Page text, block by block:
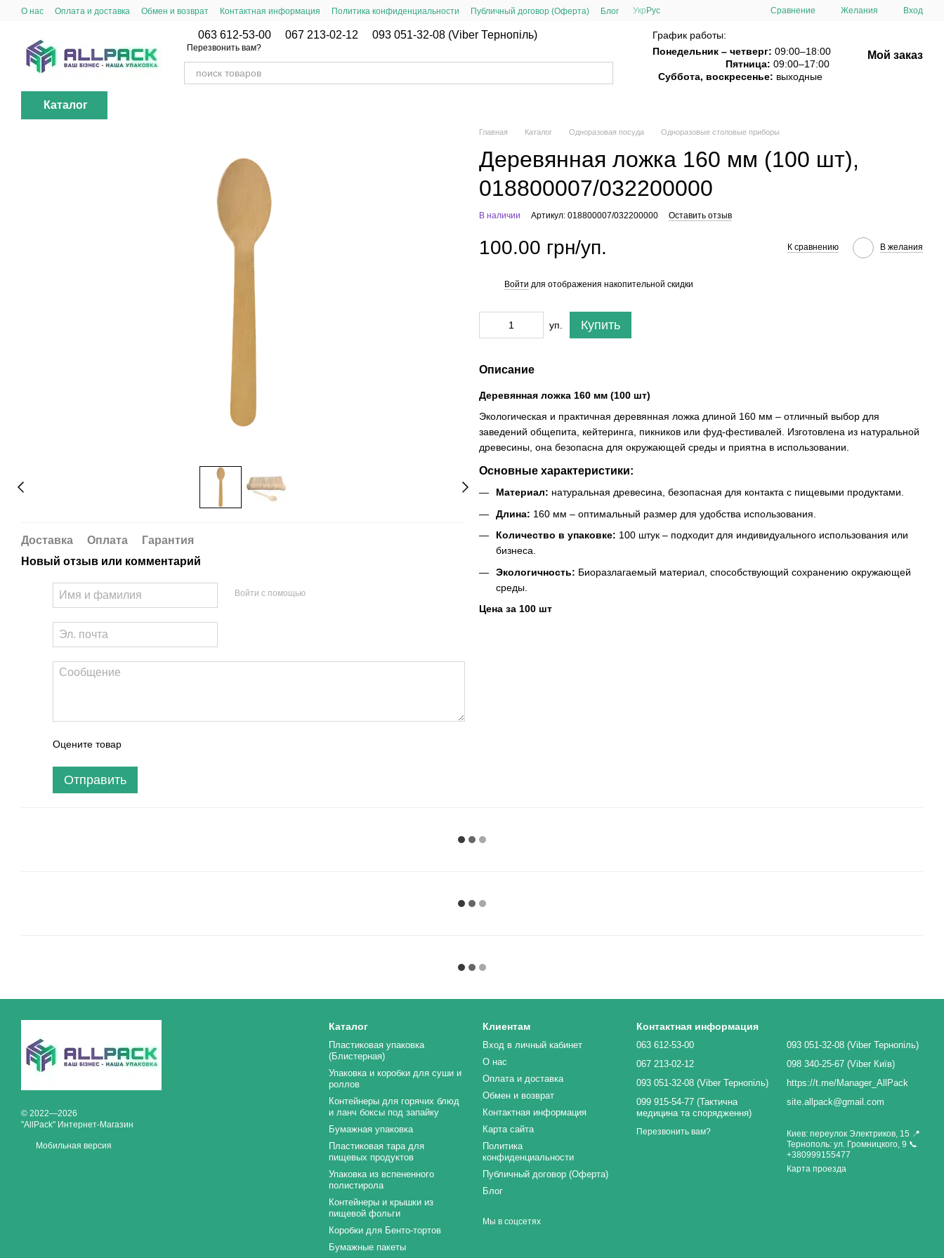
Перейти к основному контенту
О нас Оплата и доставка Обмен и возврат Контактная информация Политика конфиденциальности Публичный договор (Оферта) Блог Укр Рус Сравнение Желания Вход
063 612-53-00 067 213-02-12 093 051-32-08 (Viber Тернопіль)
Перезвонить вам?
График работы:
Понедельник – четверг: 09:00–18:00
Пятница: 09:00–17:00
Суббота, воскресенье: выходные
Мой заказ
Каталог
Доставка Оплата
Гарантия
Новый отзыв или комментарий
Войти с помощью
Оцените товар
Отправить
Главная Каталог Одноразовая посуда Одноразовые столовые приборы
Деревянная ложка 160 мм (100 шт),
018800007/032200000
В наличии Артикул: 018800007/032200000 Оставить отзыв
100.00 грн/уп. К сравнению В желания
Войти для отображения накопительной скидки
уп. Купить
Описание
Деревянная ложка 160 мм (100 шт)
Экологическая и практичная деревянная ложка длиной 160 мм – отличный выбор для
заведений общепита, кейтеринга, пикников или фуд-фестивалей. Изготовлена ​​из натуральной
древесины, она безопасна для окружающей среды и приятна в использовании.
Основные характеристики:
Материал: натуральная древесина, безопасная для контакта с пищевыми продуктами.
Длина: 160 мм – оптимальный размер для удобства использования.
Количество в упаковке: 100 штук – подходит для индивидуального использования или
бизнеса.
Экологичность: Биоразлагаемый материал, способствующий сохранению окружающей
среды.
Цена за 100 шт
© 2022—2026
"AllPack" Интернет-Магазин
Мобильная версия
Каталог
Пластиковая упаковка
(Блистерная)
Упаковка и коробки для суши и
роллов
Контейнеры для горячих блюд
и ланч боксы под запайку
Бумажная упаковка
Пластиковая тара для
пищевых продуктов
Упаковка из вспененного
полистирола
Контейнеры и крышки из
пищевой фольги
Коробки для Бенто-тортов
Бумажные пакеты
Клиентам
Вход в личный кабинет
О нас
Оплата и доставка
Обмен и возврат
Контактная информация
Карта сайта
Политика
конфиденциальности
Публичный договор (Оферта)
Блог
Мы в соцсетях
Контактная информация
063 612-53-00
067 213-02-12
093 051-32-08 (Viber Тернопіль)
099 915-54-77 (Тактична
медицина та спорядження)
Перезвонить вам?
093 051-32-08 (Viber Тернопіль)
098 340-25-67 (Viber Київ)
https://t.me/Manager_AllPack
site.allpack@gmail.com
Киев: переулок Электриков, 15 📍
Тернополь: ул. Громницкого, 9 📞
+380999155477
Карта проезда